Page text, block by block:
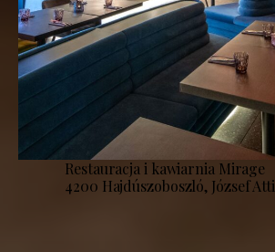
Restauracja i kawiarnia Mirage
4200 Hajdúszoboszló, József